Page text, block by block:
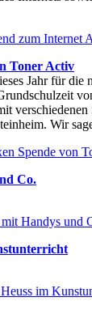
zum Internet
Toner Activ
Jahr für die
Wir
Spende von
Co.
Handys und
im